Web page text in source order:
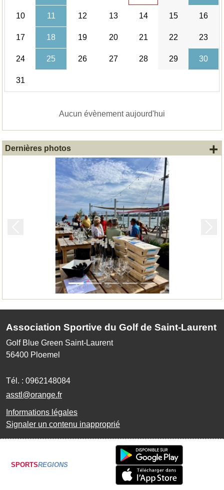
10 11 12 13 14 15 16
17 18 19 20 21 22 23
24 25 26 27 28 29 30
31
Aucun évènement aujourd'hui
Dernières photos +
Association Sportive du Golf de Saint-Laurent
Golf Blue Green Saint-Laurent
56400 Ploemel
Tél. : 0962148084
asstl@orange.fr
Informations légales
Signaler un contenu inapproprié
SPORTSREGIONS